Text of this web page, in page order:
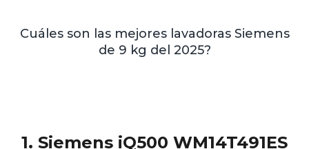
Cuáles son las mejores lavadoras Siemens
de 9 kg del 2025?
1. Siemens iQ500 WM14T491ES